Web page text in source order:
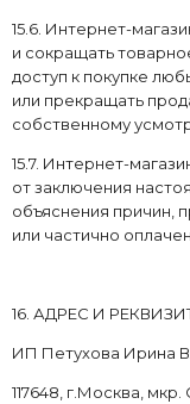
15.6. Интернет-
и сокращать
доступ к покупке
или прекращать
собственному
15.7. Интернет-
от заключения
объяснения причин,
или частично
16. АДРЕС И
ИП Петухова Ирина
117648, г.Москва,